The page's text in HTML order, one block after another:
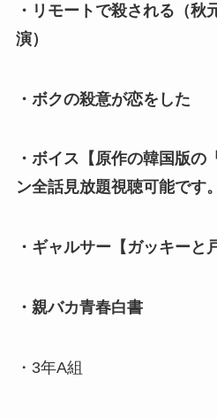
・リモートで殺される（秋
演）
・ボクの殺意が恋をした
・ボイス【原作の韓国版の
ン全話見放題視聴可能です
・ギャルサー【ガッキーと
・親バカ青春白書
・3年A組